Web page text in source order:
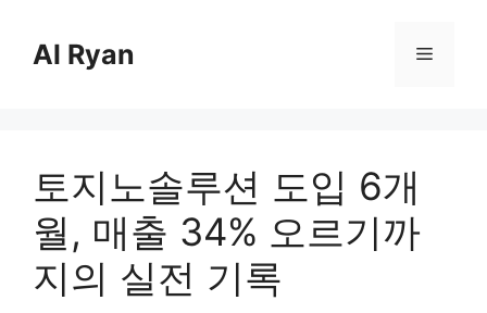
contentAl Ryan Menu
토지노솔루션 도입 6개
월, 매출 34% 오르기까
지의 실전 기록